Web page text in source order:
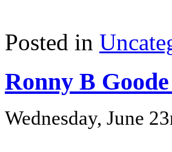
Posted in
Ronny B
Wednesday, June